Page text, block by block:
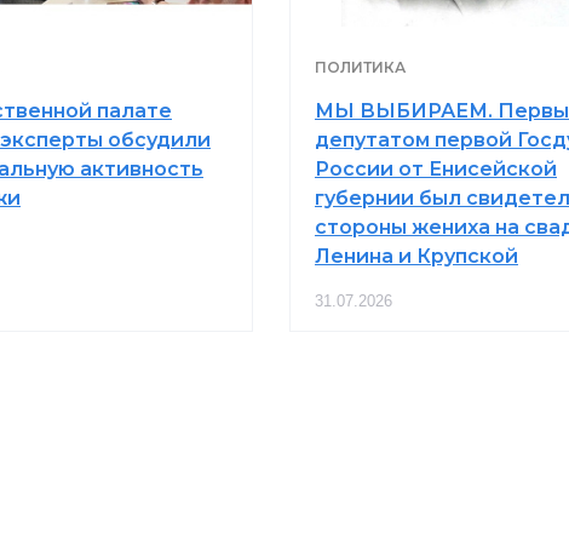
палате
обсудили
активность
ПОЛИТИКА
МЫ ВЫБИРАЕМ.
депутатом первой
России от Енисейской
губернии был
стороны жениха на
Ленина и Крупской
31.07.2026